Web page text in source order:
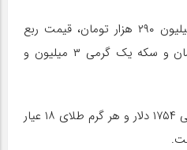
همچنین قیمت نیم سکه ۹ میلیون ۲۹۰ هزار تومان، قیمت ربع
سکه ۶ میلیون ۲۸۰ هزار تومان و سکه یک گرمی ۳ میلیون و
هر اونس طلا در بازارهای جهانی ۱۷۵۴ دلار و هر گرم طلای ۱۸ عیار